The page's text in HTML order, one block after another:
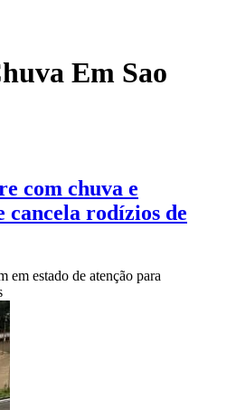
Em Sao
com chuva e
cancela rodízios de
em estado de atenção para